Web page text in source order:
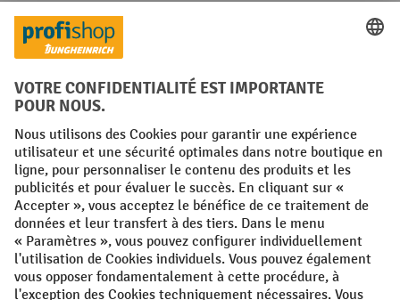
Langues
FR NL
Conditions générales Mentions légales
Protection des Données Politique de cookies
All prices excl. VAT plusshipping costsand possible delivery charges,
if not stated otherwise.
¹ La remise est valable jusqu'à épuisement des stocks. La remise ne
s'applique pas aux prix spéciaux. Il n'est pas possible de le combiner
avec d'autres réductions en pourcentage ou bons de réduction. | ² La